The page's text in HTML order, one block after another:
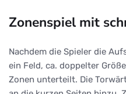
Zonenspiel mit
Nachdem die Spieler die
ein Feld, ca. doppelter
Zonen unterteilt. Die